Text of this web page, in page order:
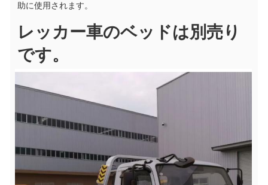
助に使用されます。
レッカー車のベッドは別売り
です。